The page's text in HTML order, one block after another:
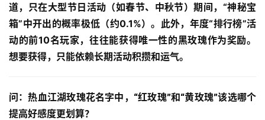
道，只在大型节日活动（如春节、中秋节）期间，“神秘宝
箱”中开出的概率极低（约0.1%）。此外，年度“排行榜”活
动的前10名玩家，往往能获得唯一性的黑玫瑰作为奖励。
想要获得，只能依赖长期活动积攒和运气。
问：热血江湖玫瑰花名字中，“红玫瑰”和“黄玫瑰”该选哪个
提高好感度更划算？